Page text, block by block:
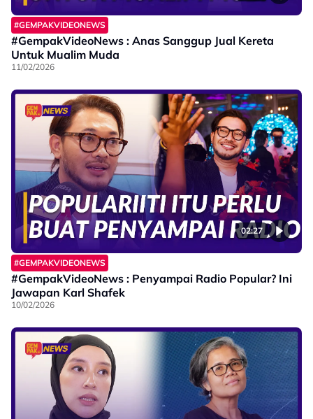
#GEMPAKVIDEONEWS
#GempakVideoNews : Anas Sanggup Jual Kereta
Untuk Mualim Muda
11/02/2026
02:27
#GEMPAKVIDEONEWS
#GempakVideoNews : Penyampai Radio Popular? Ini
Jawapan Karl Shafek
10/02/2026